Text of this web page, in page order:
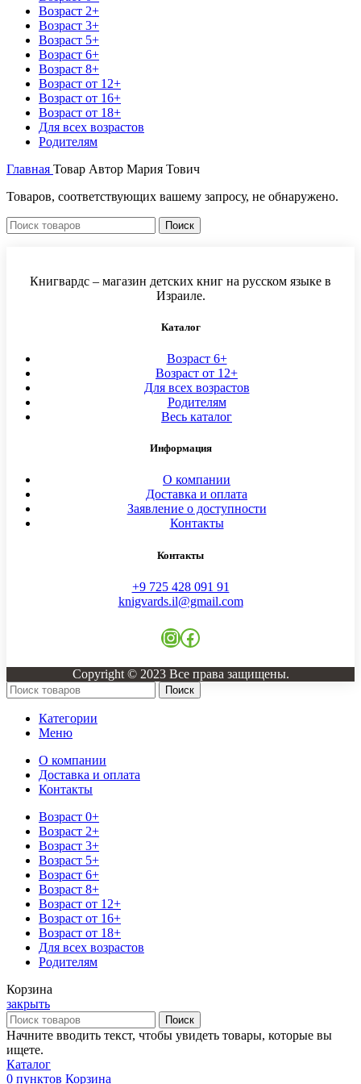
Возраст 2+
Возраст 3+
Возраст 5+
Возраст 6+
Возраст 8+
Возраст от 12+
Возраст от 16+
Возраст от 18+
Для всех возрастов
Родителям
Главная Товар Автор Мария Тович
Товаров, соответствующих вашему запросу, не обнаружено.
Поиск
Книгвардс – магазин детских книг на русском языке в
Израиле.
Каталог
Возраст 6+
Возраст от 12+
Для всех возрастов
Родителям
Весь каталог
Информация
О компании
Доставка и оплата
Заявление о доступности
Контакты
Контакты
+9 725 428 091 91
knigvards.il@gmail.com
Instagram
Facebook
Copyright © 2023 Все права защищены.
Поиск
Категории
Меню
О компании
Доставка и оплата
Контакты
Возраст 0+
Возраст 2+
Возраст 3+
Возраст 5+
Возраст 6+
Возраст 8+
Возраст от 12+
Возраст от 16+
Возраст от 18+
Для всех возрастов
Родителям
Корзина
закрыть
Поиск
Начните вводить текст, чтобы увидеть товары, которые вы
ищете.
Каталог
0 пунктов Корзина